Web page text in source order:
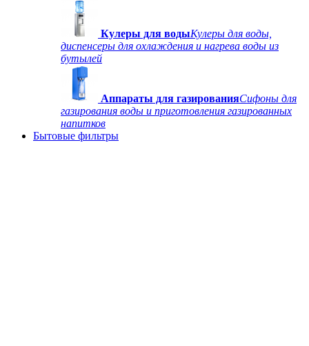
Кулеры для водыКулеры для воды,
диспенсеры для охлаждения и нагрева воды из
бутылей
Аппараты для газированияСифоны для
газирования воды и приготовления газированных
напитков
Бытовые фильтры